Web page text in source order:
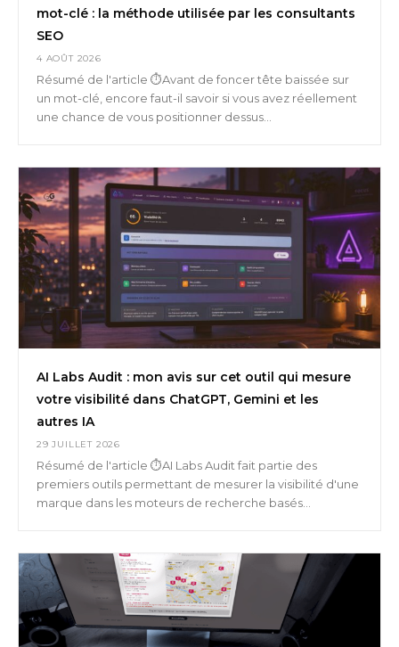
mot-clé : la méthode utilisée par les consultants
SEO
4 AOÛT 2026
Résumé de l'article ⏱️Avant de foncer tête baissée sur
un mot-clé, encore faut-il savoir si vous avez réellement
une chance de vous positionner dessus...
AI Labs Audit : mon avis sur cet outil qui mesure
votre visibilité dans ChatGPT, Gemini et les
autres IA
29 JUILLET 2026
Résumé de l'article ⏱️AI Labs Audit fait partie des
premiers outils permettant de mesurer la visibilité d'une
marque dans les moteurs de recherche basés...